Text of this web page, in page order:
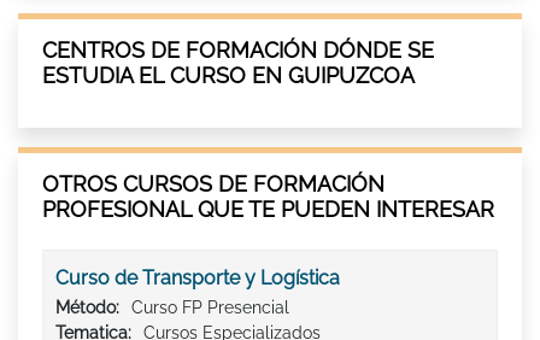
CENTROS DE FORMACIÓN DÓNDE SE
ESTUDIA EL CURSO EN GUIPUZCOA
OTROS CURSOS DE FORMACIÓN
PROFESIONAL QUE TE PUEDEN INTERESAR
Curso de Transporte y Logística
Método:
Curso FP Presencial
Tematica:
Cursos Especializados